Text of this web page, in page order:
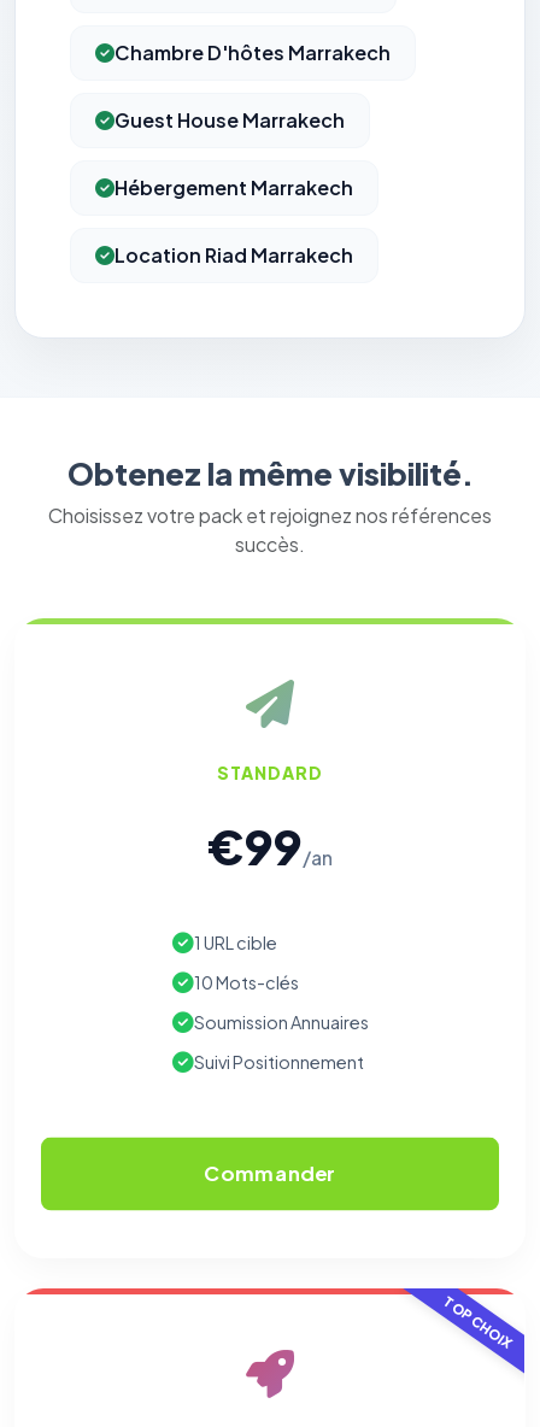
Chambre D'hôtes Marrakech
Guest House Marrakech
Hébergement Marrakech
Location Riad Marrakech
Obtenez la même visibilité.
Choisissez votre pack et rejoignez nos références
succès.
STANDARD
€99/an
1 URL cible
10 Mots-clés
Soumission Annuaires
Suivi Positionnement
Commander
TOP CHOIX